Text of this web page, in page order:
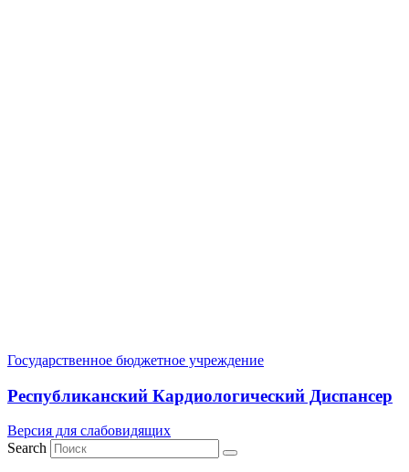
Государственное бюджетное учреждение
Республиканский Кардиологический Диспансер
Версия для слабовидящих
Search